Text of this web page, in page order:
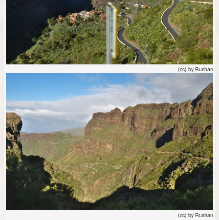
(cc) by Rushan
(cc) by Rushan